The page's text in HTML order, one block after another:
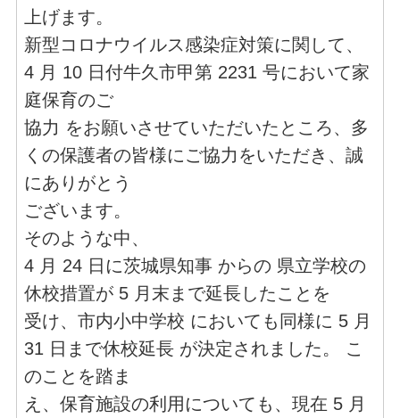
上げます。
新型コロナウイルス感染症対策に関して、
4 月 10 日付牛久市甲第 2231 号において家
庭保育のご
協力 をお願いさせていただいたところ、多
くの保護者の皆様にご協力をいただき、誠
にありがとう
ございます。
そのような中、
4 月 24 日に茨城県知事 からの 県立学校の
休校措置が 5 月末まで延長したことを
受け、市内小中学校 においても同様に 5 月
31 日まで休校延長 が決定されました。 こ
のことを踏ま
え、保育施設の利用についても、現在 5 月